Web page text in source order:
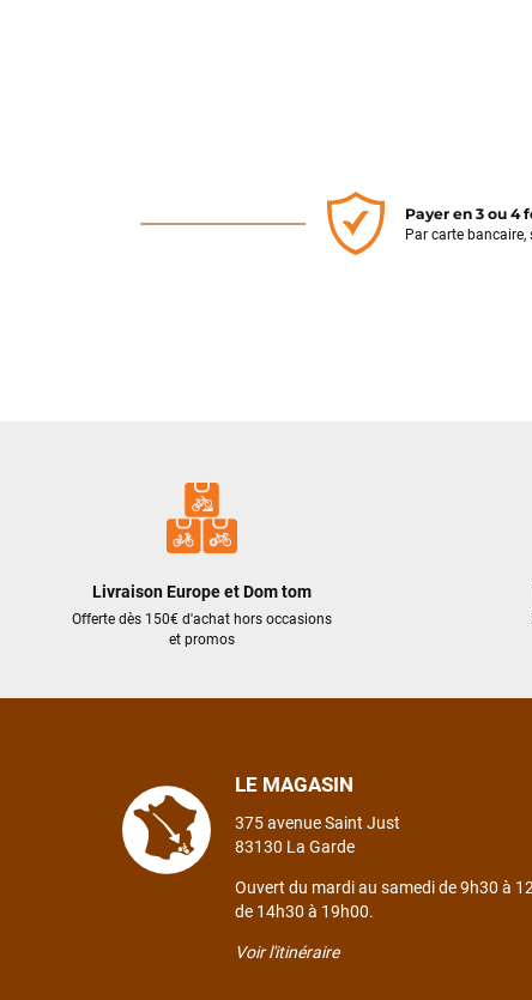
Payer en 3 ou 4
Par carte bancaire,
Livraison Europe et Dom tom
Offerte dès 150€ d'achat hors occasions
et promos
LE MAGASIN
375 avenue Saint Just
83130 La Garde
Ouvert du mardi au samedi de 9h30 à
de 14h30 à 19h00.
Voir l'itinéraire